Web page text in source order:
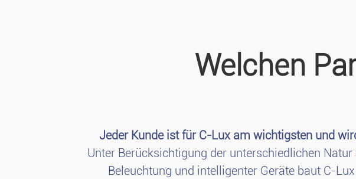
Welchen
Jeder Kunde ist für C-Lux am wichtigsten und
Unter Berücksichtigung der unterschiedlichen
Beleuchtung und intelligenter Geräte baut C-